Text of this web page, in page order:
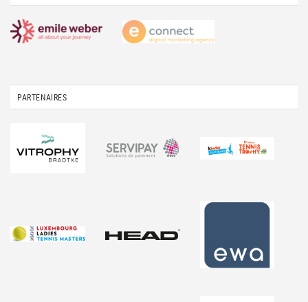
PARTENAIRES